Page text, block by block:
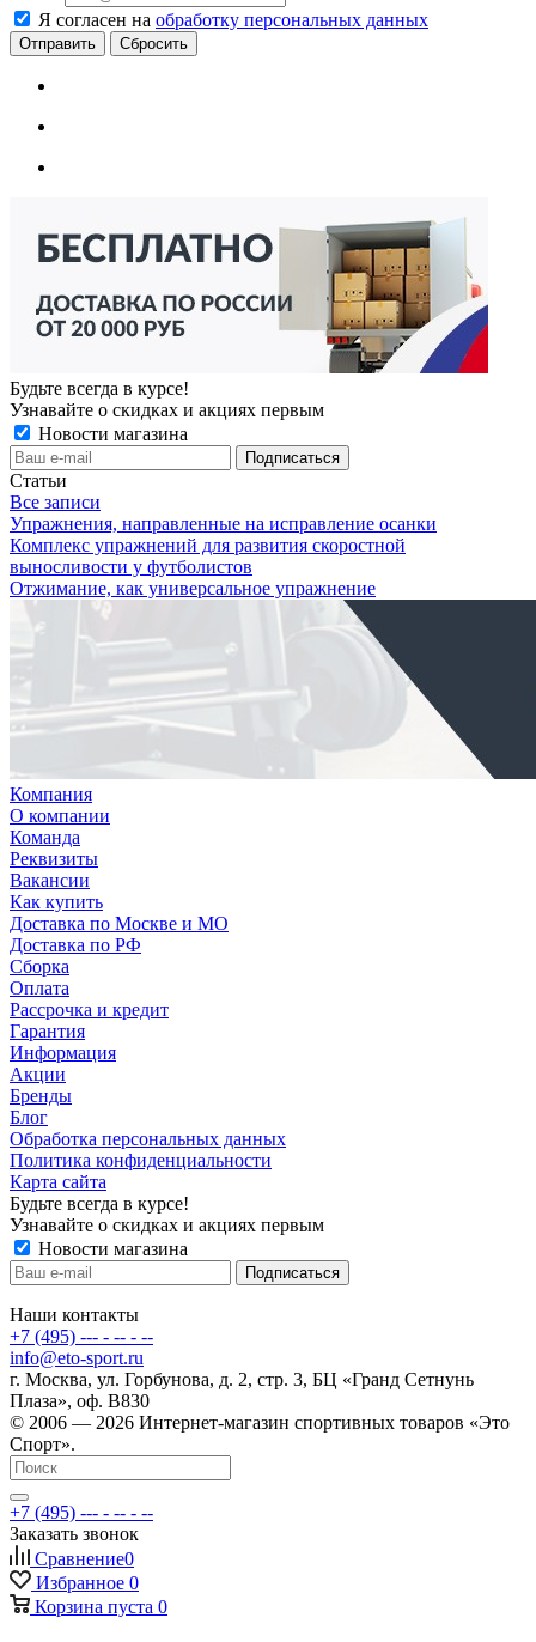
Я согласен на обработку персональных данных
Сбросить
Будьте всегда в курсе!
Узнавайте о скидках и акциях первым
Новости магазина
Статьи
Все записи
Упражнения, направленные на исправление осанки
Комплекс упражнений для развития скоростной
выносливости у футболистов
Отжимание, как универсальное упражнение
Компания
О компании
Команда
Реквизиты
Вакансии
Как купить
Доставка по Москве и МО
Доставка по РФ
Сборка
Оплата
Рассрочка и кредит
Гарантия
Информация
Акции
Бренды
Блог
Обработка персональных данных
Политика конфиденциальности
Карта сайта
Будьте всегда в курсе!
Узнавайте о скидках и акциях первым
Новости магазина
Наши контакты
+7 (495) --- - -- - --
info@eto-sport.ru
г. Москва, ул. Горбунова, д. 2, стр. 3, БЦ «Гранд Сетнунь
Плаза», оф. В830
© 2006 — 2026 Интернет-магазин спортивных товаров «Это
Спорт».
+7 (495) --- - -- - --
Заказать звонок
Сравнение0
Избранное 0
Корзина пуста 0